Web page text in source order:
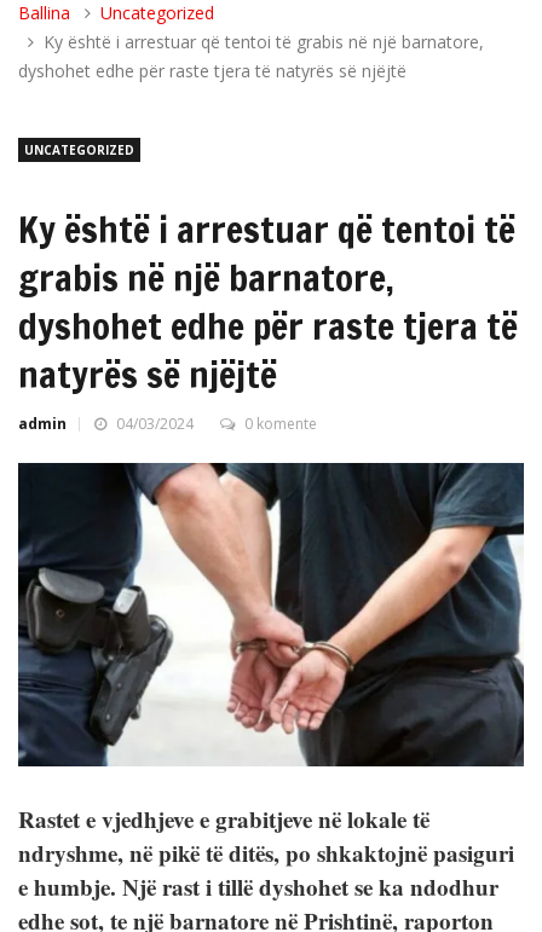
Ballina
Uncategorized
Ky është i arrestuar që tentoi të grabis në një barnatore,
dyshohet edhe për raste tjera të natyrës së njëjtë
UNCATEGORIZED
Ky është i arrestuar që tentoi të
grabis në një barnatore,
dyshohet edhe për raste tjera të
natyrës së njëjtë
admin 04/03/2024 0 komente
Rastet e vjedhjeve e grabitjeve në lokale të
ndryshme, në pikë të ditës, po shkaktojnë pasiguri
e humbje. Një rast i tillë dyshohet se ka ndodhur
edhe sot, te një barnatore në Prishtinë, raporton